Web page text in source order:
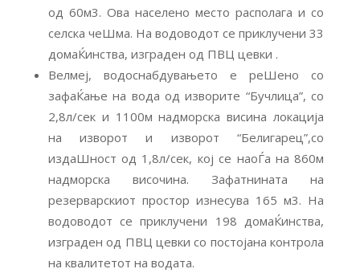
од 60м3. Ова населено место располага и со
селска чеШма. На водоводот се приклучени 33
домаЌинства, изграден од ПВЦ цевки .
Велмеј, водоснабдувањето е реШено со
зафаЌање на вода од изворите “Бучлица”, со
2,8л/сек и 1100м надморска висина локација
на изворот и изворот “Белигарец”,со
издаШност од 1,8л/сек, кој се наоЃа на 860м
надморска височина. Зафатнината на
резерварскиот простор изнесува 165 м3. На
водоводот се приклучени 198 домаЌинства,
изграден од ПВЦ цевки со постојана контрола
на квалитетот на водата.